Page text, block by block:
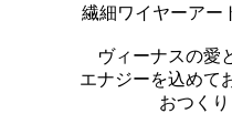
繊細ワイヤーアー
ヴィーナスの愛
エナジーを込めて
おつく